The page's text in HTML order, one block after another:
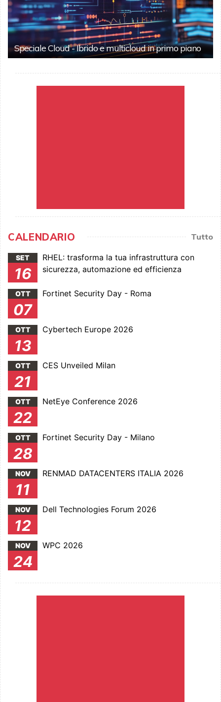
Speciale Cloud - Ibrido e multicloud in primo piano
CALENDARIO Tutto
SET
16
RHEL: trasforma la tua infrastruttura con
sicurezza, automazione ed efficienza
OTT
07
Fortinet Security Day - Roma
OTT
13
Cybertech Europe 2026
OTT
21
CES Unveiled Milan
OTT
22
NetEye Conference 2026
OTT
28
Fortinet Security Day - Milano
NOV
11
RENMAD DATACENTERS ITALIA 2026
NOV
12
Dell Technologies Forum 2026
NOV
24
WPC 2026